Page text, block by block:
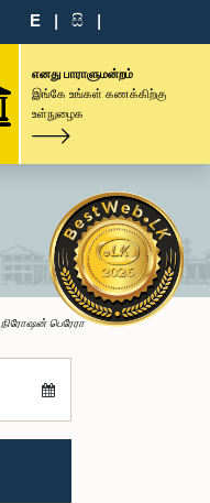
E | සි |
எனது பாராளுமன்றம்
இங்கே உங்கள் கணக்கிற்கு
உள்நுழைக
நிரோஷன் பெரேரா